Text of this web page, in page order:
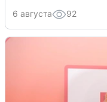
6 августа 92